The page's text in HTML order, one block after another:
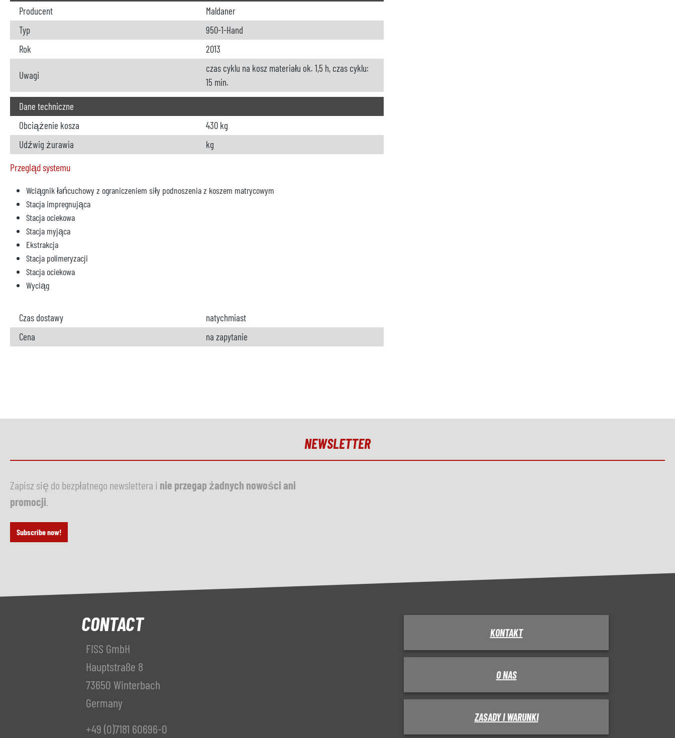
Producent
Maldaner
Typ
950-1-Hand
Rok
2013
Uwagi
czas cyklu na kosz materiału ok. 1,5 h, czas cyklu:
15 min.
Dane techniczne
Obciążenie kosza
430 kg
Udźwig żurawia
kg
Przegląd systemu
Wciągnik łańcuchowy z ograniczeniem siły podnoszenia z koszem matrycowym
Stacja impregnująca
Stacja ociekowa
Stacja myjąca
Ekstrakcja
Stacja polimeryzacji
Stacja ociekowa
Wyciąg
Czas dostawy
natychmiast
Cena
na zapytanie
NEWSLETTER
Zapisz się do bezpłatnego newslettera i nie przegap żadnych nowości ani
promocji
Subscribe now!
CONTACT
FISS GmbH
Hauptstraße 8
73650 Winterbach
Germany
+49 (0)7181 60696-0
KONTAKT
O NAS
ZASADY I WARUNKI